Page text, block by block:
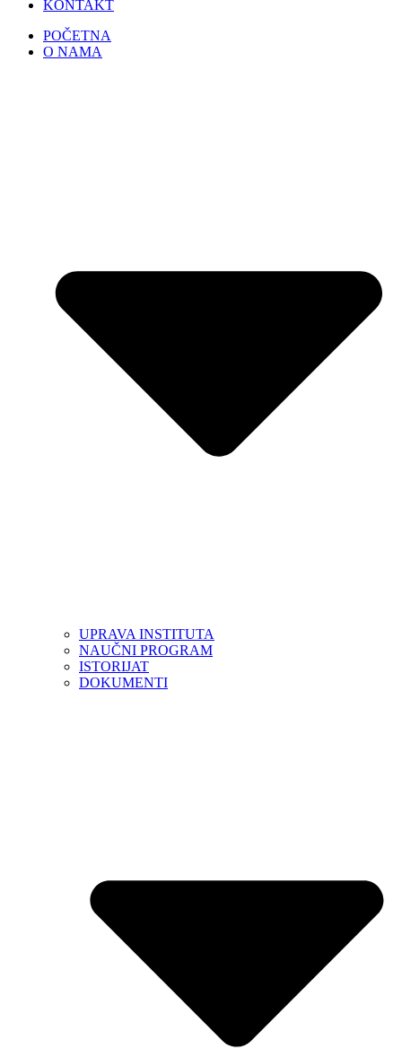
KONTAKT
POČETNA
O NAMA
UPRAVA INSTITUTA
NAUČNI PROGRAM
ISTORIJAT
DOKUMENTI